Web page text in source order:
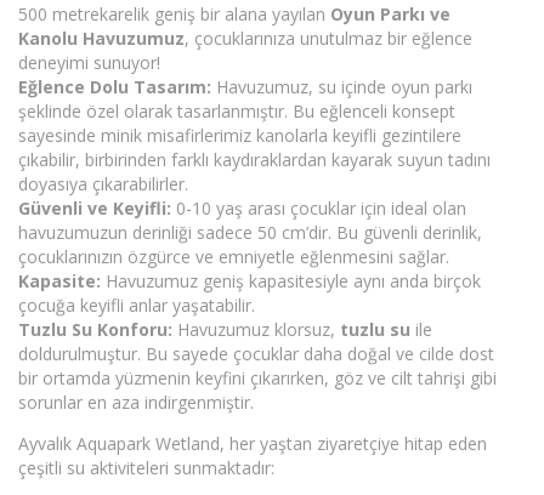
500 metrekarelik geniş bir alana yayılan Oyun Parkı ve
Kanolu Havuzumuz, çocuklarınıza unutulmaz bir eğlence
deneyimi sunuyor!
Eğlence Dolu Tasarım: Havuzumuz, su içinde oyun parkı
şeklinde özel olarak tasarlanmıştır. Bu eğlenceli konsept
sayesinde minik misafirlerimiz kanolarla keyifli gezintilere
çıkabilir, birbirinden farklı kaydıraklardan kayarak suyun tadını
doyasıya çıkarabilirler.
Güvenli ve Keyifli: 0-10 yaş arası çocuklar için ideal olan
havuzumuzun derinliği sadece 50 cm’dir. Bu güvenli derinlik,
çocuklarınızın özgürce ve emniyetle eğlenmesini sağlar.
Kapasite: Havuzumuz geniş kapasitesiyle aynı anda birçok
çocuğa keyifli anlar yaşatabilir.
Tuzlu Su Konforu: Havuzumuz klorsuz, tuzlu su ile
doldurulmuştur. Bu sayede çocuklar daha doğal ve cilde dost
bir ortamda yüzmenin keyfini çıkarırken, göz ve cilt tahrişi gibi
sorunlar en aza indirgenmiştir.
Ayvalık Aquapark Wetland, her yaştan ziyaretçiye hitap eden
çeşitli su aktiviteleri sunmaktadır: